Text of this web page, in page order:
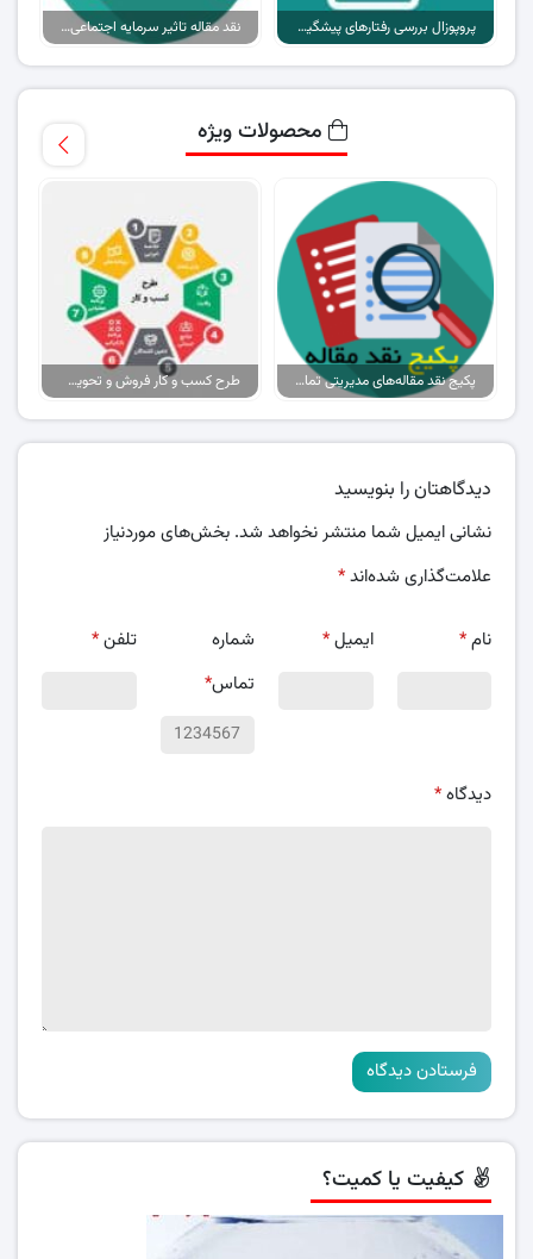
پروپوزال بررسی رفتارهای پیشگیری از سرطان پروستات کارکنان بیمارستان نقد مقاله تاثیر سرمایه اجتماعی بر تاب آوری با تاکید بر نقش رفتار شهروندی..
محصولات ویژه
پکیج نقد مقاله‌های مدیریتی تمام گرایش‌ها طرح کسب و کار فروش و تحویل پیتزا در ایران
دیدگاهتان را بنویسید
نشانی ایمیل شما منتشر نخواهد شد. بخش‌های موردنیاز
علامت‌گذاری شده‌اند*
نام* ایمیل*
شماره
تماس*
تلفن*
دیدگاه*
کیفیت یا کمیت؟